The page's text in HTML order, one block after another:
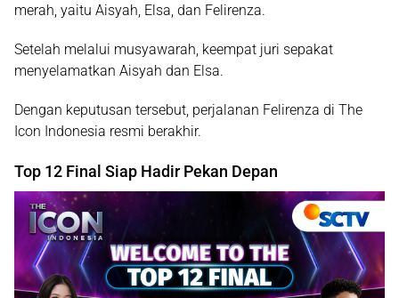
merah, yaitu Aisyah Elsa , dan Felirenza.
Setelah melalui musyawarah, keempat juri sepakat
menyelamatkan Aisyah dan Elsa.
Dengan keputusan tersebut, perjalanan Felirenza di The
Icon Indonesia resmi berakhir.
Top 12 Final Siap Hadir Pekan Depan